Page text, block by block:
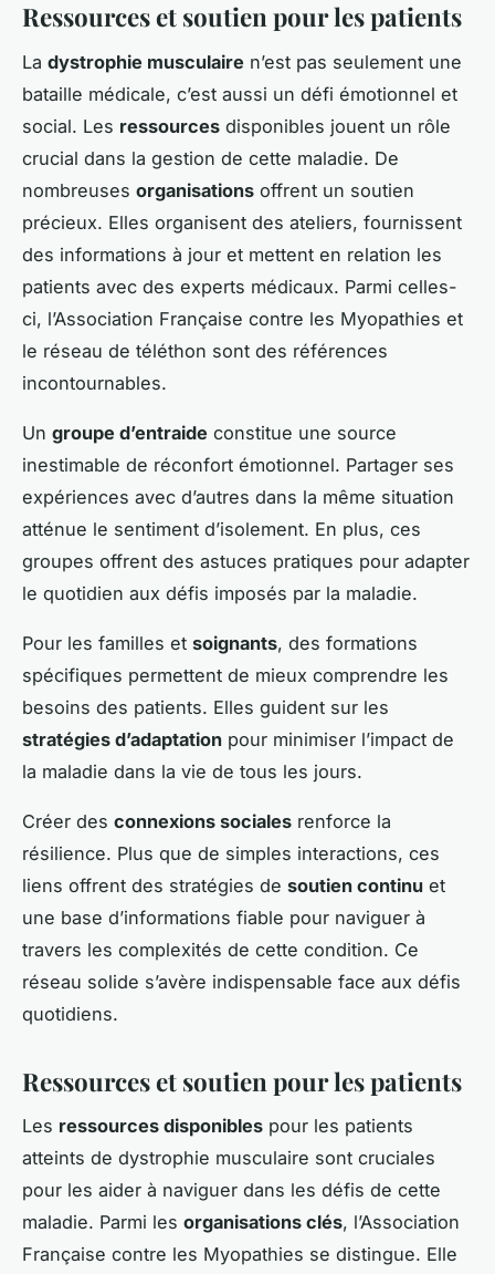
Ressources et soutien pour les patients
La dystrophie musculaire n’est pas seulement une
bataille médicale, c’est aussi un défi émotionnel et
social. Les ressources disponibles jouent un rôle
crucial dans la gestion de cette maladie. De
nombreuses organisations offrent un soutien
précieux. Elles organisent des ateliers, fournissent
des informations à jour et mettent en relation les
patients avec des experts médicaux. Parmi celles-
ci, l’Association Française contre les Myopathies et
le réseau de téléthon sont des références
incontournables.
Un groupe d’entraide constitue une source
inestimable de réconfort émotionnel. Partager ses
expériences avec d’autres dans la même situation
atténue le sentiment d’isolement. En plus, ces
groupes offrent des astuces pratiques pour adapter
le quotidien aux défis imposés par la maladie.
Pour les familles et soignants, des formations
spécifiques permettent de mieux comprendre les
besoins des patients. Elles guident sur les
stratégies d’adaptation pour minimiser l’impact de
la maladie dans la vie de tous les jours.
Créer des connexions sociales renforce la
résilience. Plus que de simples interactions, ces
liens offrent des stratégies de soutien continu et
une base d’informations fiable pour naviguer à
travers les complexités de cette condition. Ce
réseau solide s’avère indispensable face aux défis
quotidiens.
Ressources et soutien pour les patients
Les ressources disponibles pour les patients
atteints de dystrophie musculaire sont cruciales
pour les aider à naviguer dans les défis de cette
maladie. Parmi les organisations clés, l’Association
Française contre les Myopathies se distingue. Elle